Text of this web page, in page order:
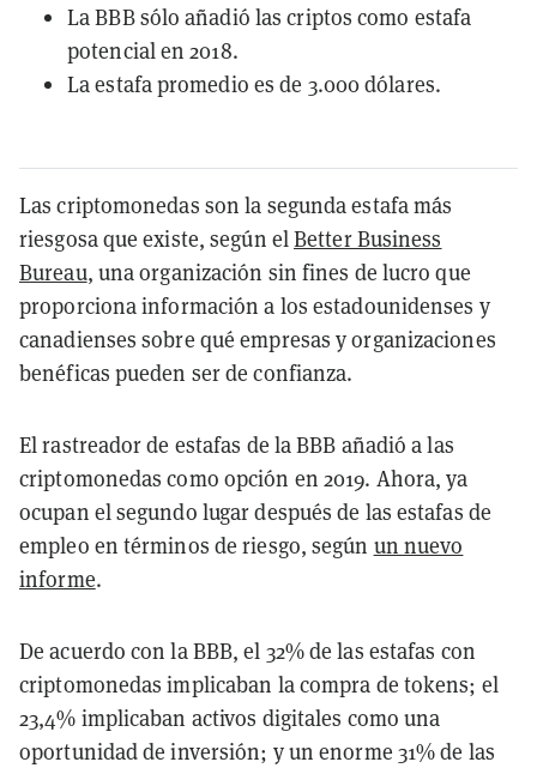
La BBB sólo añadió las criptos como estafa
potencial en 2018.
La estafa promedio es de 3.000 dólares.
Las criptomonedas son la segunda estafa más
riesgosa que existe, según elBetter Business
Bureau, una organización sin fines de lucro que
proporciona información a los estadounidenses y
canadienses sobre qué empresas y organizaciones
benéficas pueden ser de confianza.
El rastreador de estafas de la BBB añadió a las
criptomonedas como opción en 2019. Ahora, ya
ocupan el segundo lugar después de las estafas de
empleo en términos de riesgo, según un nuevo
informe.
De acuerdo con la BBB, el 32% de las estafas con
criptomonedas implicaban la compra de tokens; el
23,4% implicaban activos digitales como una
oportunidad de inversión; y un enorme 31% de las